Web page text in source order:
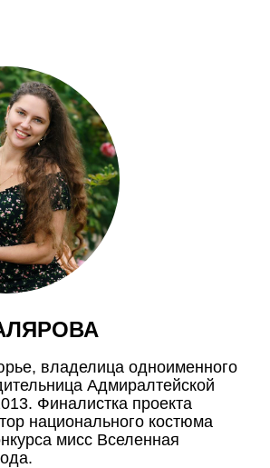
владелица одноименного
Адмиралтейской
Финалистка проекта
национального костюма
мисс Вселенная